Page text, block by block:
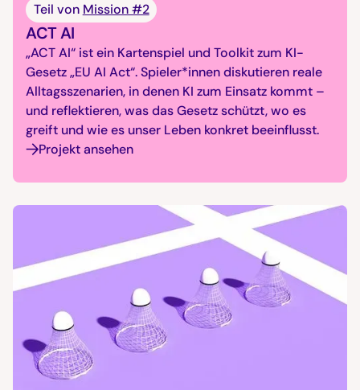
Teil von Mission #2
ACT AI
„ACT AI“ ist ein Kartenspiel und Toolkit zum KI-
Gesetz „EU AI Act“. Spieler*innen diskutieren reale
Alltagsszenarien, in denen KI zum Einsatz kommt –
und reflektieren, was das Gesetz schützt, wo es
greift und wie es unser Leben konkret beeinflusst.
Projekt ansehen